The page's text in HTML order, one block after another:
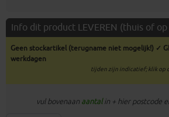
Info dit product LEVEREN (thuis of
Geen stockartikel (terugname niet mogelijk!) ✓
werkdagen
tijden zijn indicatief; klik op
vul bovenaan aantalin + hier postcode